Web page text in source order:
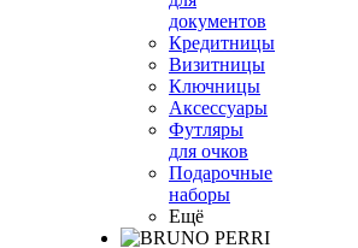
документов
Кредитницы
Визитницы
Ключницы
Аксессуары
Футляры
для очков
Подарочные
наборы
Ещё